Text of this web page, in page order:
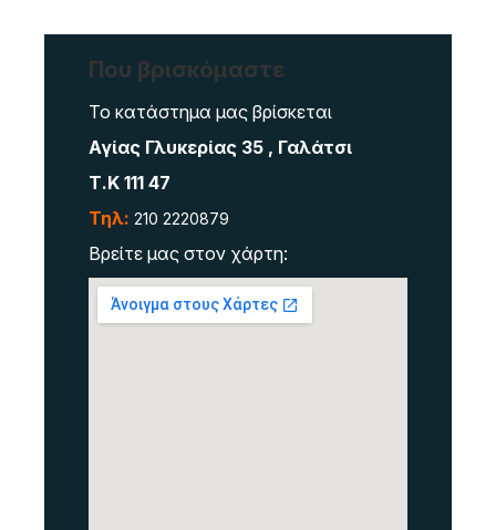
Που βρισκόμαστε
Το κατάστημα μας βρίσκεται
Αγίας Γλυκερίας 35 , Γαλάτσι
Τ.Κ 111 47
Τηλ: 210 2220879
Βρείτε μας στον χάρτη: